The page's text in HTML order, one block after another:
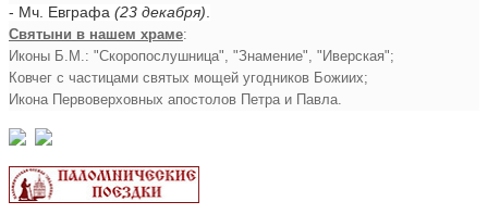
- Мч. Евграфа (23 декабря)
Святыни в нашем храме:
Иконы Б.М.: "Скоропослушница", "Знамение", "Иверская";
Ковчег с частицами святых мощей угодников Божиих;
Икона Первоверховных апостолов Петра и Павла.